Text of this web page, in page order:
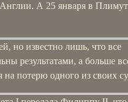
А 25 января в Плимут
но известно лишь, что все
результатами, а больше
на потерю одного из своих